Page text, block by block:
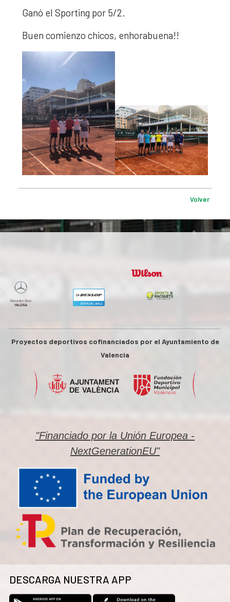
Ganó el Sporting por 5/2.
Buen comienzo chicos, enhorabuena!!
Volver
Proyectos deportivos cofinanciados por el Ayuntamiento de
Valencia
"Financiado por la Unión Europea -
NextGenerationEU"
DESCARGA NUESTRA APP